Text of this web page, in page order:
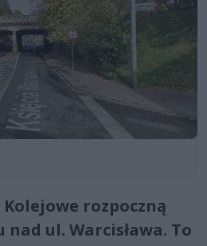
rozpoczną
ul. Warcisława. To